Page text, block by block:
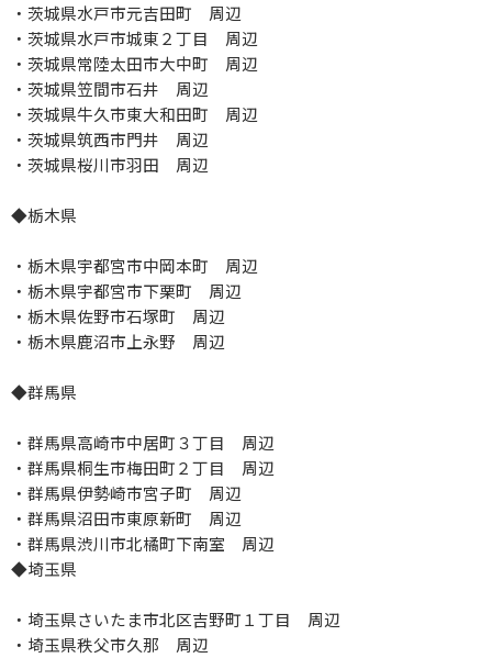
・茨城県水戸市元吉田町 周辺
・茨城県水戸市城東２丁目 周辺
・茨城県常陸太田市大中町 周辺
・茨城県笠間市石井 周辺
・茨城県牛久市東大和田町 周辺
・茨城県筑西市門井 周辺
・茨城県桜川市羽田 周辺
◆栃木県
・栃木県宇都宮市中岡本町 周辺
・栃木県宇都宮市下栗町 周辺
・栃木県佐野市石塚町 周辺
・栃木県鹿沼市上永野 周辺
◆群馬県
・群馬県高崎市中居町３丁目 周辺
・群馬県桐生市梅田町２丁目 周辺
・群馬県伊勢崎市宮子町 周辺
・群馬県沼田市東原新町 周辺
・群馬県渋川市北橘町下南室 周辺
◆埼玉県
・埼玉県さいたま市北区吉野町１丁目 周辺
・埼玉県秩父市久那 周辺